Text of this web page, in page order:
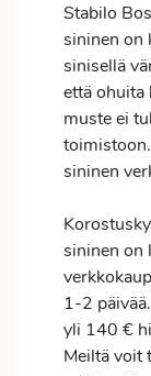
Stabilo
sininen on
sinisellä
että ohuita
muste ei
sininen
sininen on
1-2
yli 140 €
Meiltä voit